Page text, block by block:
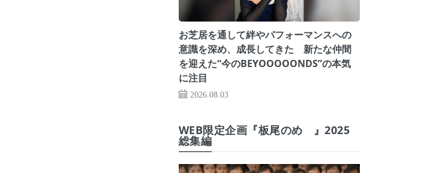
お芝居を通して絆やパフォーマンスへの
意識を深め、成長してきた 新たな仲間
を迎えた“今のBEYOOOOONDS”の本気
に注目
2026.08.03
WEB限定企画『板尾のめ゙』2025
総集編